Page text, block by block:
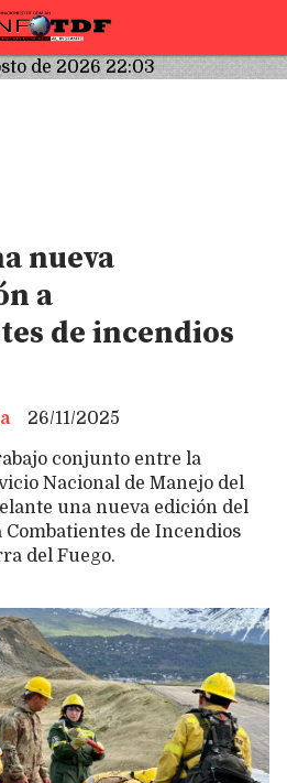
de 2026 22:03
nueva
a
de incendios
conjunto entre la
Nacional de Manejo del
una nueva edición del
de Incendios
del Fuego.
26/11/2025